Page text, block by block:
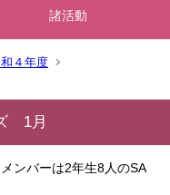
諸活動
４年度
1月
ンバーは2年生8人のSA